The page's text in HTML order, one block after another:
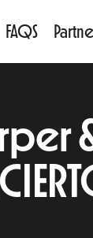
FAQS